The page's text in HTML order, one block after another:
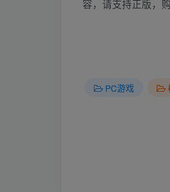
容，请支持正版，
PC游戏